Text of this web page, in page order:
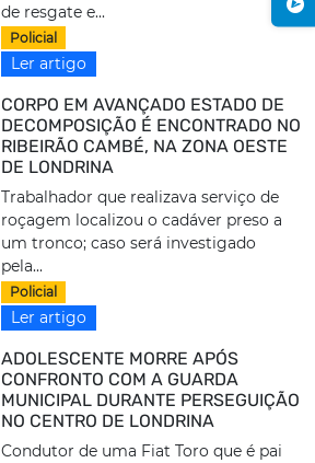
de resgate e...
Policial
Ler artigo
CORPO EM AVANÇADO ESTADO DE
DECOMPOSIÇÃO É ENCONTRADO NO
RIBEIRÃO CAMBÉ, NA ZONA OESTE
DE LONDRINA
Trabalhador que realizava serviço de
roçagem localizou o cadáver preso a
um tronco; caso será investigado
pela...
Policial
Ler artigo
ADOLESCENTE MORRE APÓS
CONFRONTO COM A GUARDA
MUNICIPAL DURANTE PERSEGUIÇÃO
NO CENTRO DE LONDRINA
Condutor de uma Fiat Toro que é pai